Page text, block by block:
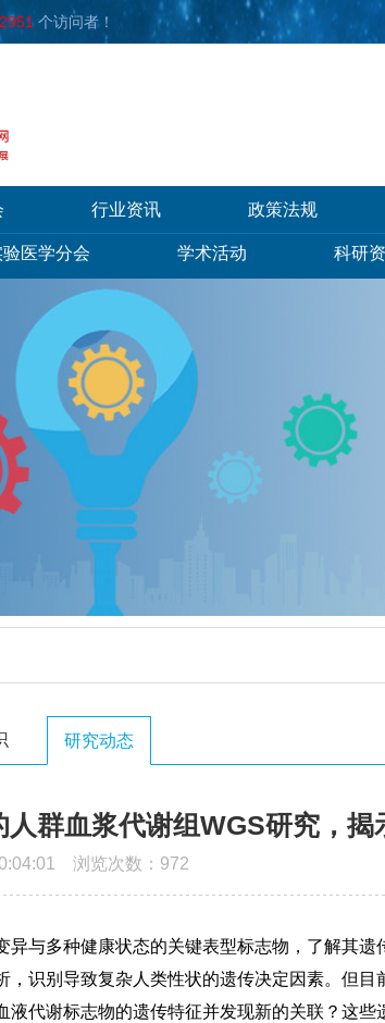
个访问者！
行业资讯 政策法规
验医学分会 学术活动 科研
研究动态
人群血浆代谢组WGS研究，
浏览次数：972
异与多种健康状态的关键表型标志物，了解其
，识别导致复杂人类性状的遗传决定因素。但
液代谢标志物的遗传特征并发现新的关联？这